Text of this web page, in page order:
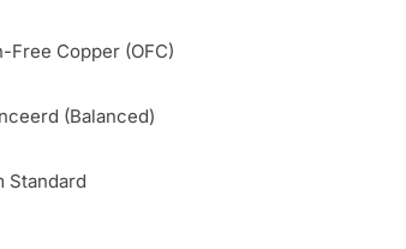
Free Copper (OFC)
(Balanced)
Standard